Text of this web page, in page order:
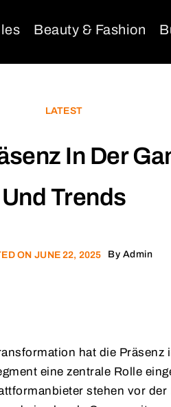
Beauty & Fashion
LATEST
In Der
Und Trends
ON JUNE 22, 2025 By Admin
hat die Präsenz
eine zentrale Rolle
stehen vor